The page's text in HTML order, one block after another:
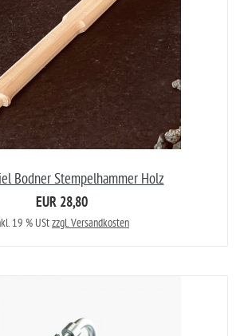
Bodner Stempelhammer Holz
EUR 28,80
19 % UStzzgl. Versandkosten